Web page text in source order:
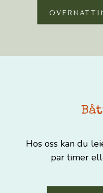
Hos oss kan du
par timer